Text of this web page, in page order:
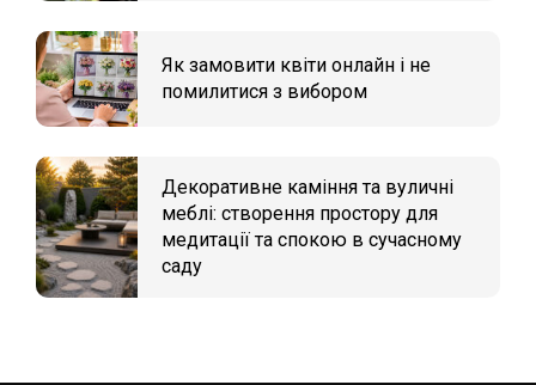
Як замовити квіти онлайн і не
помилитися з вибором
Декоративне каміння та вуличні
меблі: створення простору для
медитації та спокою в сучасному
саду